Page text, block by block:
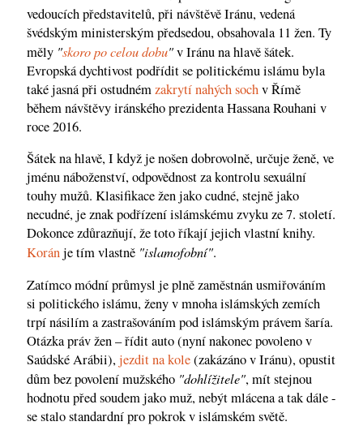
vedoucích představitelů, při návštěvě Iránu, vedená
švédským ministerským předsedou, obsahovala 11 žen. Ty
měly "skoro po celou dobu"v Iránu na hlavě šátek.
Evropská dychtivost podřídit se politickému islámu byla
také jasná při ostudnémzakrytí nahých sochv Římě
během návštěvy iránského prezidenta Hassana Rouhani v
roce 2016.
Šátek na hlavě, I když je nošen dobrovolně, určuje ženě, ve
jménu náboženství, odpovědnost za kontrolu sexuální
touhy mužů. Klasifikace žen jako cudné, stejně jako
necudné, je znak podřízení islámskému zvyku ze 7. století.
Dokonce zdůrazňují, že toto říkají jejich vlastní knihy.
Koránje tím vlastně "islamofobní".
Zatímco módní průmysl je plně zaměstnán usmiřováním
si politického islámu, ženy v mnoha islámských zemích
trpí násilím a zastrašováním pod islámským právem šaría.
Otázka práv žen – řídit auto (nyní nakonec povoleno v
Saúdské Arábii),jezdit na kole(zakázáno v Iránu), opustit
dům bez povolení mužského "dohlížitele", mít stejnou
hodnotu před soudem jako muž, nebýt mlácena a tak dále -
se stalo standardní pro pokrok v islámském světě.